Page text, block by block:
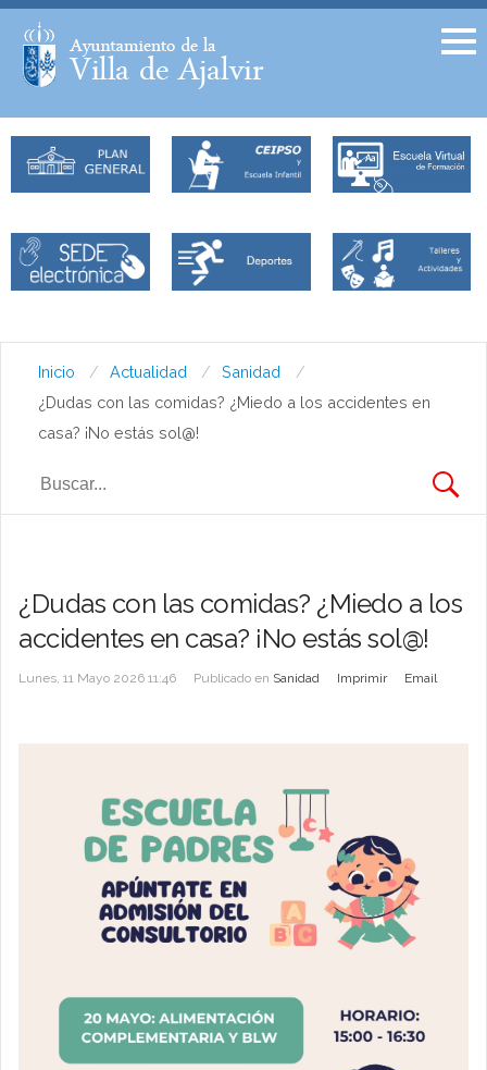
Facebook
Inicio Actualidad
Sanidad
¿Dudas con las comidas? ¿Miedo a los accidentes en
casa? ¡No estás sol@!
¿Dudas con las comidas? ¿Miedo a los
accidentes en casa? ¡No estás sol@!
Lunes, 11 Mayo 2026 11:46 Publicado en Sanidad Imprimir Email